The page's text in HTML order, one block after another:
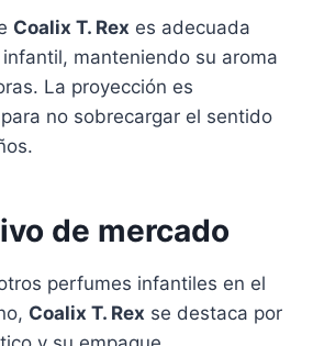
Coalix T. Rex es adecuada
manteniendo su aroma
La proyección es
no sobrecargar el sentido
de mercado
perfumes infantiles en el
Coalix T. Rex se destaca por